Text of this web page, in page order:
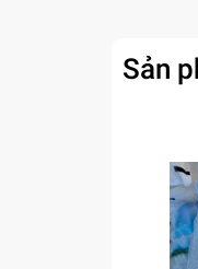
Sản